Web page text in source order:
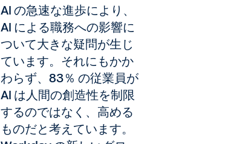
AI の急速な進歩により、
AI による職務への影響に
ついて大きな疑問が生じ
ています。それにもかか
わらず、83％ の従業員が
AI は人間の創造性を制限
するのではなく、高める
ものだと考えています。